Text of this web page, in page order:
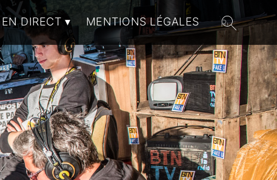
EN DIRECT MENTIONS LÉGALES